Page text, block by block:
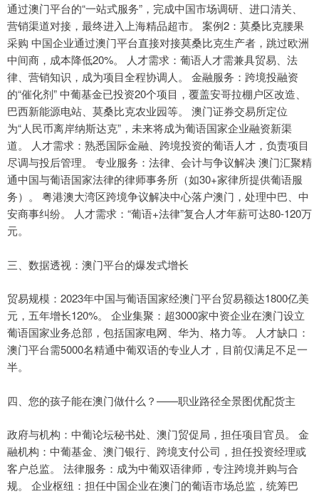
通过澳门平台的“一站式服务”，完成中国市场调研、进口清关、
营销渠道对接，最终进入上海精品超市。 案例2：莫桑比克腰果
采购 中国企业通过澳门平台直接对接莫桑比克生产者，跳过欧洲
中间商，成本降低20%。 人才需求：葡语人才需兼具贸易、法
律、营销知识，成为项目全程协调人。 金融服务：跨境投融资
的“催化剂” 中葡基金已投资20个项目，覆盖安哥拉棚户区改造、
巴西新能源电站、莫桑比克农业园等。 澳门证券交易所定位
为“人民币离岸纳斯达克”，未来将成为葡语国家企业融资新渠
道。 人才需求：熟悉国际金融、跨境投资的葡语人才，负责项目
尽调与投后管理。 专业服务：法律、会计与争议解决 澳门汇聚精
通中国与葡语国家法律的律师事务所（如30+家律所提供葡语服
务）。 粤港澳大湾区跨境争议解决中心落户澳门，处理中巴、中
安商事纠纷。 人才需求：“葡语+法律”复合人才年薪可达80-120万
元。
三、数据透视：澳门平台的爆发式增长
贸易规模：2023年中国与葡语国家经澳门平台贸易额达1800亿美
元，五年增长120%。 企业集聚：超3000家中资企业在澳门设立
葡语国家业务总部，包括国家电网、华为、格力等。 人才缺口：
澳门平台需5000名精通中葡双语的专业人才，目前仅满足不足一
半。
四、您的孩子能在澳门做什么？——职业路径全景图优配货主
政府与机构：中葡论坛秘书处、澳门贸促局，担任项目官员。 金
融机构：中葡基金、澳门银行、跨境支付公司，担任投资经理或
客户总监。 法律服务：成为中葡双语律师，专注跨境并购与合
规。 企业枢纽：担任中国企业在澳门的葡语市场总监，统筹巴